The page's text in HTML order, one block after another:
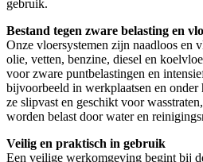
gebruik.
Bestand tegen zware belasting en
Onze vloersystemen zijn naadloos en
olie, vetten, benzine, diesel en
voor zware puntbelastingen en
bijvoorbeeld in werkplaatsen en onder
ze slipvast en geschikt voor
worden belast door water en
Veilig en praktisch in gebruik
Een veilige werkomgeving begint bij